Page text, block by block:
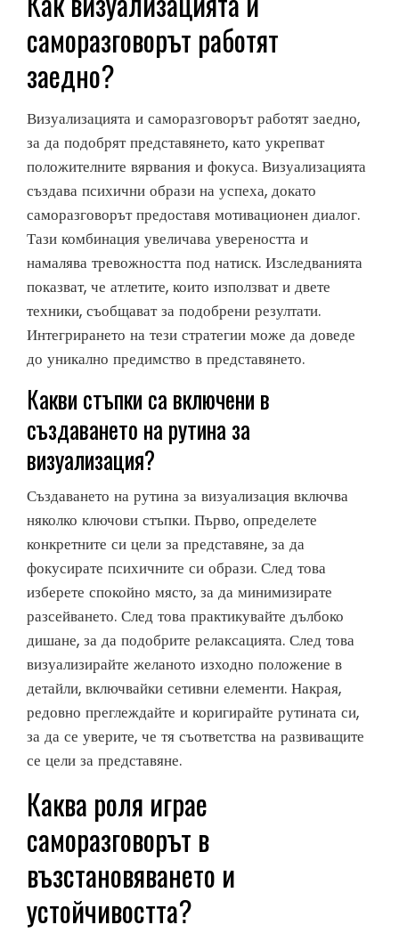
саморазговорът работят
заедно?
Визуализацията и саморазговорът работят заедно,
за да подобрят представянето, като укрепват
положителните вярвания и фокуса. Визуализацията
създава психични образи на успеха, докато
саморазговорът предоставя мотивационен диалог.
Тази комбинация увеличава увереността и
намалява тревожността под натиск. Изследванията
показват, че атлетите, които използват и двете
техники, съобщават за подобрени резултати.
Интегрирането на тези стратегии може да доведе
до уникално предимство в представянето.
Какви стъпки са включени в
създаването на рутина за
визуализация?
Създаването на рутина за визуализация включва
няколко ключови стъпки. Първо, определете
конкретните си цели за представяне, за да
фокусирате психичните си образи. След това
изберете спокойно място, за да минимизирате
разсейването. След това практикувайте дълбоко
дишане, за да подобрите релаксацията. След това
визуализирайте желаното изходно положение в
детайли, включвайки сетивни елементи. Накрая,
редовно преглеждайте и коригирайте рутината си,
за да се уверите, че тя съответства на развиващите
се цели за представяне.
Каква роля играе
саморазговорът в
възстановяването и
устойчивостта?